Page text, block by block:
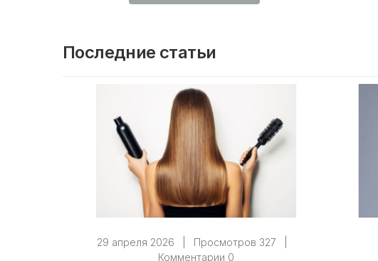
Последние статьи
29 апреля 2026 Просмотров 327
Комментарии 0